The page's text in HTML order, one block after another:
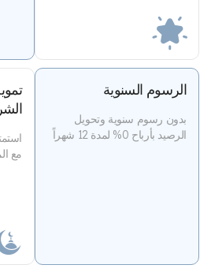
الرسوم السنوية​
بدون رسوم سنوية وتحويل
الرصيد بأرباح 0% لمدة 12 شهراً
استمتع
مع